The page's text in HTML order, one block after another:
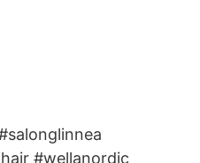
#wellanordic